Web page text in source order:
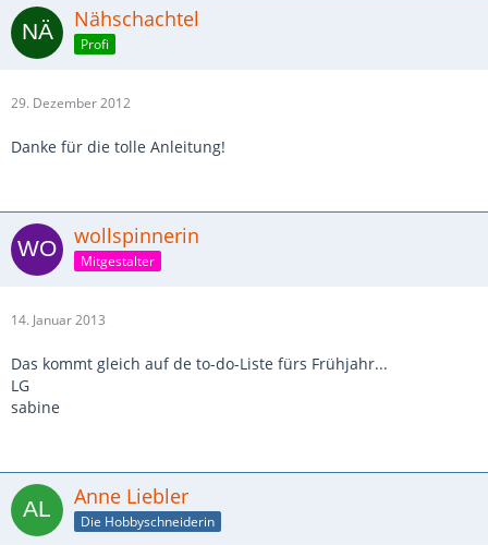
Nähschachtel
Profi
29. Dezember 2012
Danke für die tolle Anleitung!
wollspinnerin
Mitgestalter
14. Januar 2013
Das kommt gleich auf de to-do-Liste fürs Frühjahr...
LG
sabine
Anne Liebler
Die Hobbyschneiderin